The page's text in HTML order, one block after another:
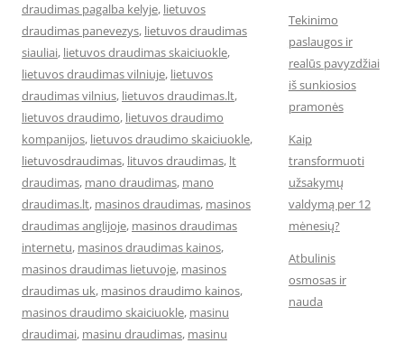
draudimas pagalba kelyje, lietuvos
draudimas panevezys, lietuvos draudimas
siauliai, lietuvos draudimas skaiciuokle,
lietuvos draudimas vilniuje, lietuvos
draudimas vilnius, lietuvos draudimas.lt,
lietuvos draudimo, lietuvos draudimo
kompanijos, lietuvos draudimo skaiciuokle,
lietuvosdraudimas, lituvos draudimas, lt
draudimas, mano draudimas, mano
draudimas.lt, masinos draudimas, masinos
draudimas anglijoje, masinos draudimas
internetu, masinos draudimas kainos,
masinos draudimas lietuvoje, masinos
draudimas uk, masinos draudimo kainos,
masinos draudimo skaiciuokle, masinu
draudimai, masinu draudimas, masinu
Tekinimo
paslaugos ir
realūs pavyzdžiai
iš sunkiosios
pramonės
Kaip
transformuoti
užsakymų
valdymą per 12
mėnesių?
Atbulinis
osmosas ir
nauda